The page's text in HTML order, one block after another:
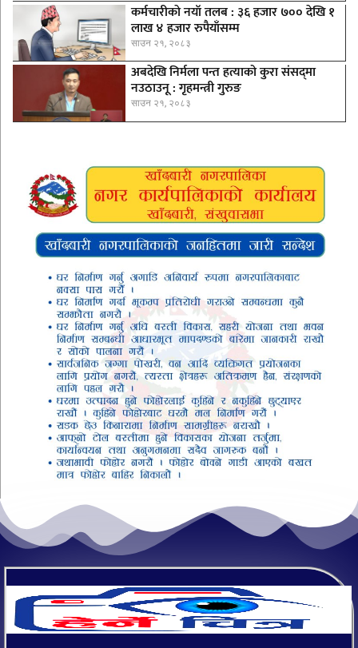
कर्मचारीकाे नयाँ तलब : ३६ हजार ७०० देखि १
लाख ४ हजार रुपैयाँसम्म
साउन २१, २०८३
अबदेखि निर्मला पन्त हत्याको कुरा संसद्‍मा
नउठाउनू : गृहमन्त्री गुरुङ
साउन २१, २०८३